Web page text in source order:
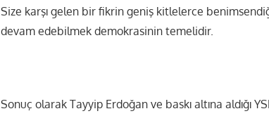
Size karşı gelen bir fikrin geniş kitlelerce
devam edebilmek demokrasinin temelidir.
Sonuç olarak Tayyip Erdoğan ve baskı altına aldığı